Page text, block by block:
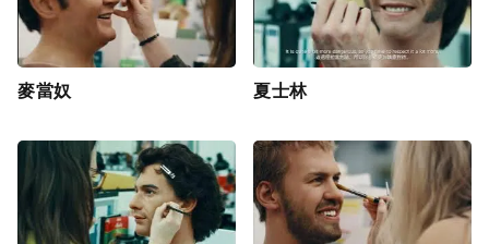
麥當奴 夏士林